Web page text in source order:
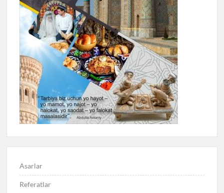
Asarlar
Referatlar